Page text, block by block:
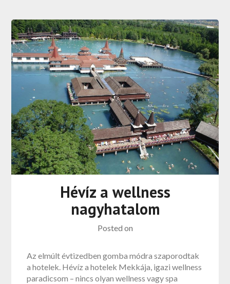
Hévíz a wellness
nagyhatalom
Posted on
Az elmúlt évtizedben gomba módra szaporodtak
a hotelek. Hévíz a hotelek Mekkája, igazi wellness
paradicsom – nincs olyan wellness vagy spa